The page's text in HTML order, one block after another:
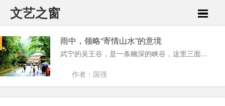
文艺之窗
雨中，领略“寄情山水”的意境
武宁的吴王谷，是一条幽深的峡谷，这里三面...
作者：国强